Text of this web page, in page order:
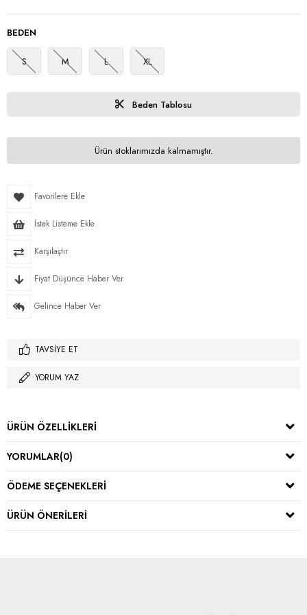
BEDEN
S M L XL
Beden Tablosu
Ürün stoklarımızda kalmamıştır.
Favorilere Ekle
İstek Listeme Ekle
Karşılaştır
Fiyat Düşünce Haber Ver
Gelince Haber Ver
TAVSIYE ET
YORUM YAZ
ÜRÜN ÖZELLIKLERI
YORUMLAR(0)
ÖDEME SEÇENEKLERI
ÜRÜN ÖNERILERI